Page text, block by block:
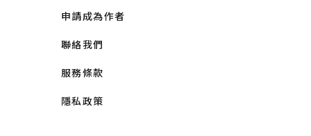
申請成為作者
聯絡我們
服務條款
隱私政策